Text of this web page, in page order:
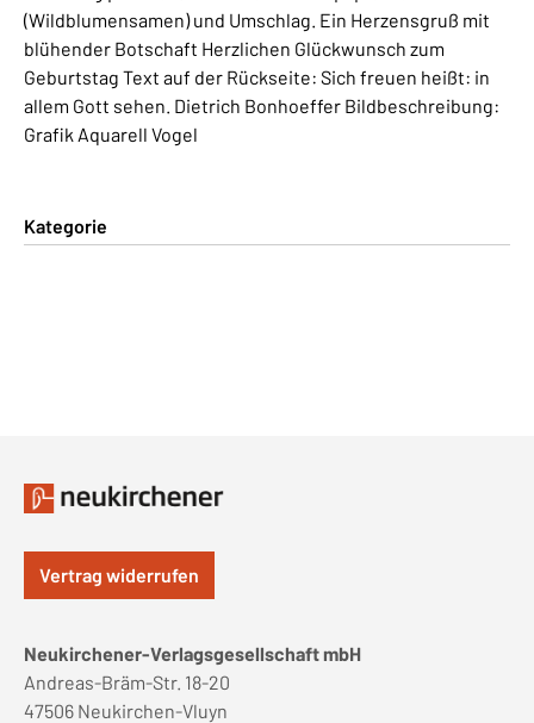
(Wildblumensamen) und Umschlag. Ein Herzensgruß mit
blühender Botschaft Herzlichen Glückwunsch zum
Geburtstag Text auf der Rückseite: Sich freuen heißt: in
allem Gott sehen. Dietrich Bonhoeffer Bildbeschreibung:
Grafik Aquarell Vogel
Kategorie
Vertrag widerrufen
Neukirchener-Verlagsgesellschaft mbH
Andreas-Bräm-Str. 18-20
47506 Neukirchen-Vluyn